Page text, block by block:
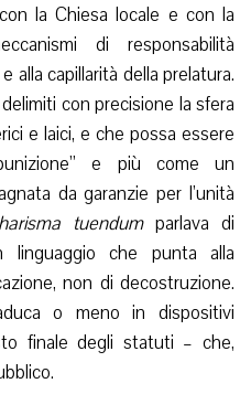
la Chiesa locale e con la
di responsabilità
alla capillarità della prelatura.
con precisione la sfera
e laici, e che possa essere
e più come un
da garanzie per l’unità
tuendumparlava di
linguaggio che punta alla
non di decostruzione.
o meno in dispositivi
finale degli statuti – che,